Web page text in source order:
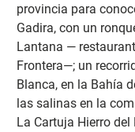
provincia para
Gadira, con un
Lantana —
Frontera—; un
Blanca, en la Bahía
las salinas en la
La Cartuja Hierro del